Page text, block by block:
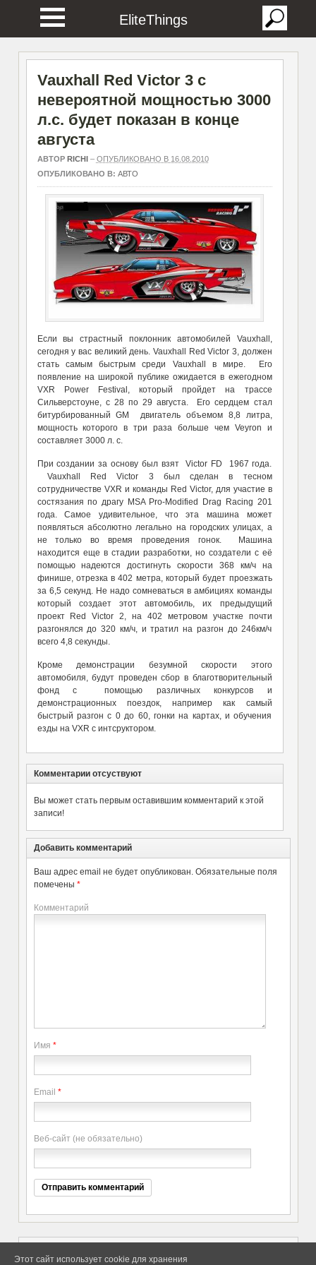
EliteThings
Vauxhall Red Victor 3 с
невероятной мощностью 3000
л.с. будет показан в конце
августа
АВТОР RICHI– ОПУБЛИКОВАНО В 16.08.2010
ОПУБЛИКОВАНО В: АВТО
Если вы страстный поклонник автомобилей Vauxhall,
сегодня у вас великий день. Vauxhall Red Victor 3, должен
стать самым быстрым среди Vauxhall в мире. Его
появление на широкой публике ожидается в ежегодном
VXR Power Festival, который пройдет на трассе
Сильверстоуне, с 28 по 29 августа. Его сердцем стал
битурбированный GM двигатель объемом 8,8 литра,
мощность которого в три раза больше чем Veyron и
составляет 3000 л. с.
При создании за основу был взят Victor FD 1967 года.
Vauxhall Red Victor 3 был сделан в тесном
сотрудничестве VXR и команды Red Victor, для участие в
состязания по драгу MSA Pro-Modified Drag Racing 201
года. Самое удивительное, что эта машина может
появляться абсолютно легально на городских улицах, а
не только во время проведения гонок. Машина
находится еще в стадии разработки, но создатели с её
помощью надеются достигнуть скорости 368 км/ч на
финише, отрезка в 402 метра, который будет проезжать
за 6,5 секунд. Не надо сомневаться в амбициях команды
который создает этот автомобиль, их предыдущий
проект Red Victor 2, на 402 метровом участке почти
разгонялся до 320 км/ч, и тратил на разгон до 246км/ч
всего 4,8 секунды.
Кроме демонстрации безумной скорости этого
автомобиля, будут проведен сбор в благотворительный
фонд с помощью различных конкурсов и
демонстрационных поездок, например как самый
быстрый разгон с 0 до 60, гонки на картах, и обучения
езды на VXR с интсруктором.
Комментарии отсуствуют
Вы может стать первым оставившим комментарий к этой
записи!
Добавить комментарий
Ваш адрес email не будет опубликован. Обязательные поля
помечены *
Комментарий
Имя *
Email *
Веб-сайт (не обязательно)
Этот сайт использует cookie для хранения